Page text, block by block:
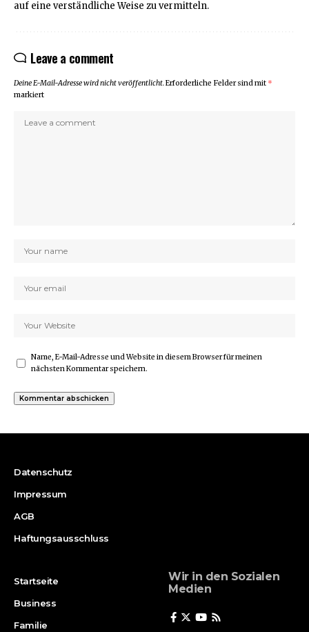
auf eine verständliche Weise zu vermitteln.
Leave a comment
Deine E-Mail-Adresse wird nicht veröffentlicht.Erforderliche Felder sind mit *
markiert
Name, E-Mail-Adresse und Website in diesem Browser für meinen
nächsten Kommentar speichern.
Datenschutz
Impressum
AGB
Haftungsausschluss
Startseite
Business
Familie
Wir in den Sozialen
Medien